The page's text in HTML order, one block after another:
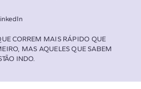
CORREM MAIS RÁPIDO QUE
MAS AQUELES QUE SABEM
INDO.